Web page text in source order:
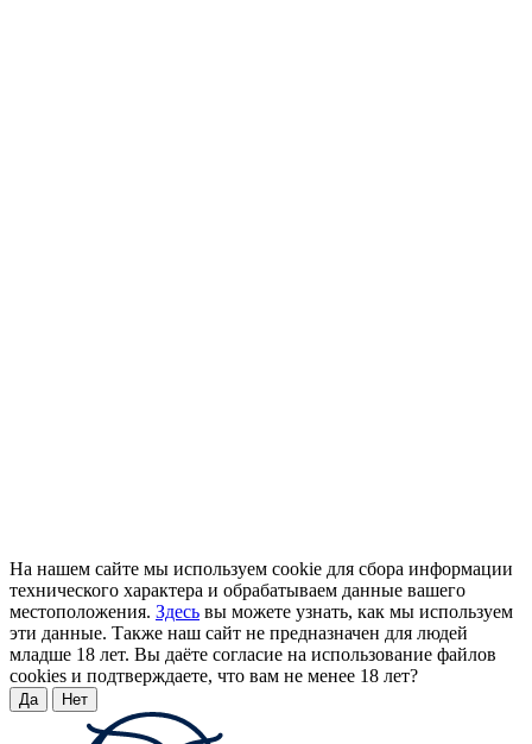
На нашем сайте мы используем cookie для сбора информации
технического характера и обрабатываем данные вашего
местоположения. Здесь вы можете узнать, как мы используем
эти данные. Также наш сайт не предназначен для людей
младше 18 лет. Вы даёте согласие на использование файлов
cookies и подтверждаете, что вам не менее 18 лет?
Да Нет